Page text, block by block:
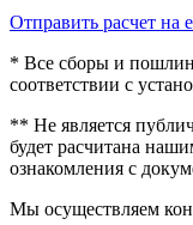
Отправить расчет на
* Все сборы и
соответствии с
** Не является
будет расчитана
ознакомления с
Мы осуществляем